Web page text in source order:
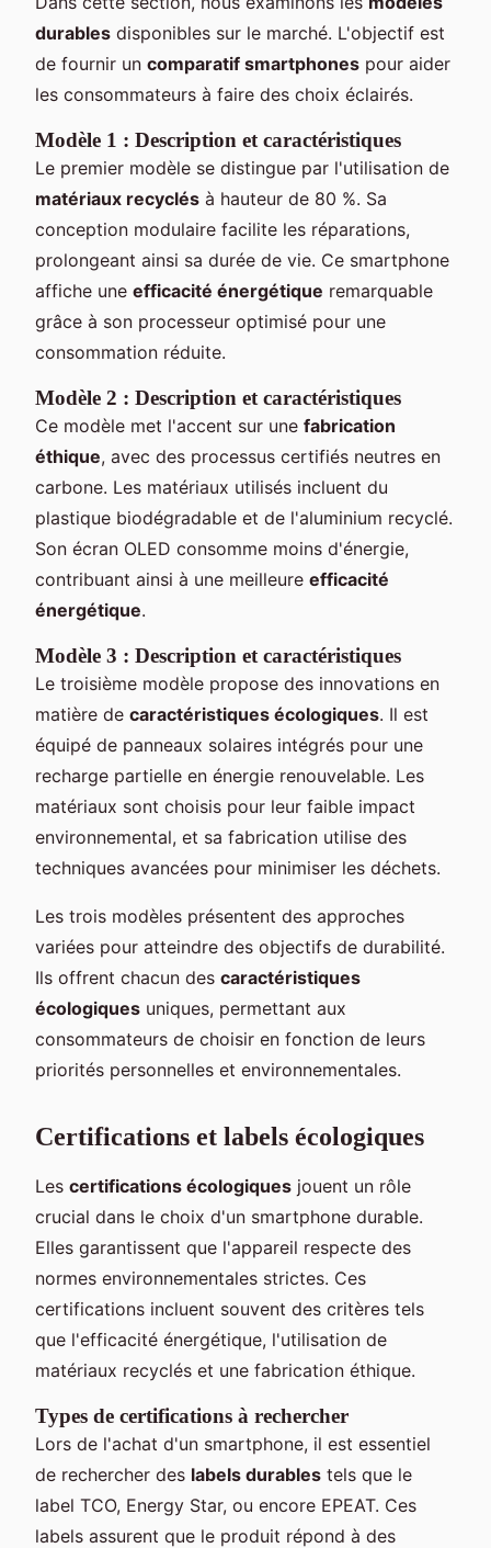
durables disponibles sur le marché. L'objectif est
de fournir un comparatif smartphones pour aider
les consommateurs à faire des choix éclairés.
Modèle 1 : Description et caractéristiques
Le premier modèle se distingue par l'utilisation de
matériaux recyclés à hauteur de 80 %. Sa
conception modulaire facilite les réparations,
prolongeant ainsi sa durée de vie. Ce smartphone
affiche une efficacité énergétique remarquable
grâce à son processeur optimisé pour une
consommation réduite.
Modèle 2 : Description et caractéristiques
Ce modèle met l'accent sur une fabrication
éthique, avec des processus certifiés neutres en
carbone. Les matériaux utilisés incluent du
plastique biodégradable et de l'aluminium recyclé.
Son écran OLED consomme moins d'énergie,
contribuant ainsi à une meilleure efficacité
énergétique.
Modèle 3 : Description et caractéristiques
Le troisième modèle propose des innovations en
matière de caractéristiques écologiques. Il est
équipé de panneaux solaires intégrés pour une
recharge partielle en énergie renouvelable. Les
matériaux sont choisis pour leur faible impact
environnemental, et sa fabrication utilise des
techniques avancées pour minimiser les déchets.
Les trois modèles présentent des approches
variées pour atteindre des objectifs de durabilité.
Ils offrent chacun des caractéristiques
écologiques uniques, permettant aux
consommateurs de choisir en fonction de leurs
priorités personnelles et environnementales.
Certifications et labels écologiques
Les certifications écologiques jouent un rôle
crucial dans le choix d'un smartphone durable.
Elles garantissent que l'appareil respecte des
normes environnementales strictes. Ces
certifications incluent souvent des critères tels
que l'efficacité énergétique, l'utilisation de
matériaux recyclés et une fabrication éthique.
Types de certifications à rechercher
Lors de l'achat d'un smartphone, il est essentiel
de rechercher des labels durables tels que le
label TCO, Energy Star, ou encore EPEAT. Ces
labels assurent que le produit répond à des